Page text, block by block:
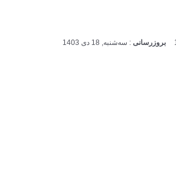
بروزرسانی : سه‌شنبه, 18 دی 1403